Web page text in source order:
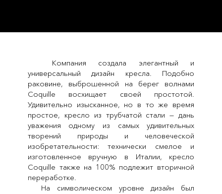
Компания создала элегантный и
универсальный дизайн кресла. Подобно
раковине, выброшенной на берег волнами
Coquille восхищает своей простотой.
Удивительно изысканное, но в то же время
простое, кресло из трубчатой стали — дань
уважения одному из самых удивительных
творений природы и человеческой
изобретательности: технически смелое и
изготовленное вручную в Италии, кресло
Coquille также на 100% подлежит вторичной
переработке.
На символическом уровне дизайн был